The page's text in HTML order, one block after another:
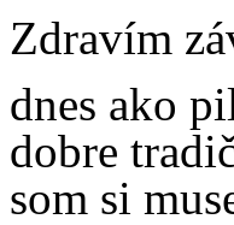
Zdravím
dnes ako
dobre
som si